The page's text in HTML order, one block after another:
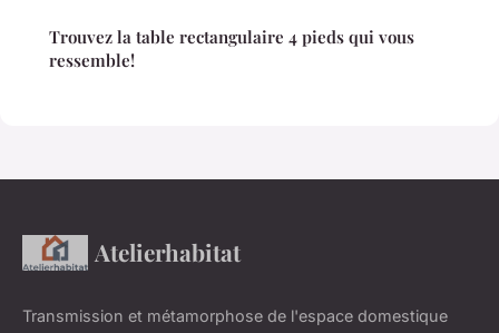
Trouvez la table rectangulaire 4 pieds qui vous
ressemble!
Atelierhabitat
Transmission et métamorphose de l'espace domestique